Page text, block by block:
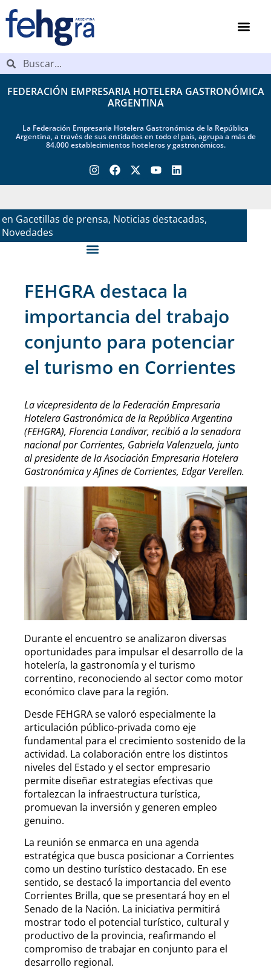
FEDERACIÓN EMPRESARIA HOTELERA GASTRONÓMICA
ARGENTINA
La Federación Empresaria Hotelera Gastronómica de la República
Argentina, a través de sus entidades en todo el país, agrupa a más de
84.000 establecimientos hoteleros y gastronómicos.
30 May, 2025
en Gacetillas de prensa, Noticias destacadas,
Novedades
FEHGRA destaca la
importancia del trabajo
conjunto para potenciar
el turismo en Corrientes
La vicepresidenta de la Federación Empresaria
Hotelera Gastronómica de la República Argentina
(FEHGRA), Florencia Landivar, recibió a la senadora
nacional por Corrientes, Gabriela Valenzuela, junto
al presidente de la Asociación Empresaria Hotelera
Gastronómica y Afines de Corrientes, Edgar Verellen.
Durante el encuentro se analizaron diversas
oportunidades para impulsar el desarrollo de la
hotelería, la gastronomía y el turismo
correntino, reconociendo al sector como motor
económico clave para la región.
Desde FEHGRA se valoró especialmente la
articulación público-privada como eje
fundamental para el crecimiento sostenido de la
actividad. La colaboración entre los distintos
niveles del Estado y el sector empresario
permite diseñar estrategias efectivas que
fortalezcan la infraestructura turística,
promuevan la inversión y generen empleo
genuino.
La reunión se enmarca en una agenda
estratégica que busca posicionar a Corrientes
como un destino turístico destacado. En ese
sentido, se destacó la importancia del evento
Corrientes Brilla, que se presentará hoy en el
Senado de la Nación. La iniciativa permitirá
mostrar todo el potencial turístico, cultural y
productivo de la provincia, reafirmando el
compromiso de trabajar en conjunto para el
desarrollo regional.